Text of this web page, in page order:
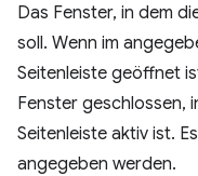
Das Fenster, in dem
soll. Wenn im
Seitenleiste geöffnet
Fenster geschlossen,
Seitenleiste aktiv ist.
angegeben werden.